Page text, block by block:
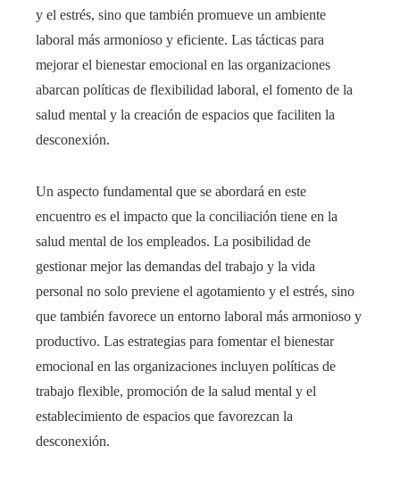
y el estrés, sino que también promueve un ambiente
laboral más armonioso y eficiente. Las tácticas para
mejorar el bienestar emocional en las organizaciones
abarcan políticas de flexibilidad laboral, el fomento de la
salud mental y la creación de espacios que faciliten la
desconexión.
Un aspecto fundamental que se abordará en este
encuentro es el impacto que la conciliación tiene en la
salud mental de los empleados. La posibilidad de
gestionar mejor las demandas del trabajo y la vida
personal no solo previene el agotamiento y el estrés, sino
que también favorece un entorno laboral más armonioso y
productivo. Las estrategias para fomentar el bienestar
emocional en las organizaciones incluyen políticas de
trabajo flexible, promoción de la salud mental y el
establecimiento de espacios que favorezcan la
desconexión.